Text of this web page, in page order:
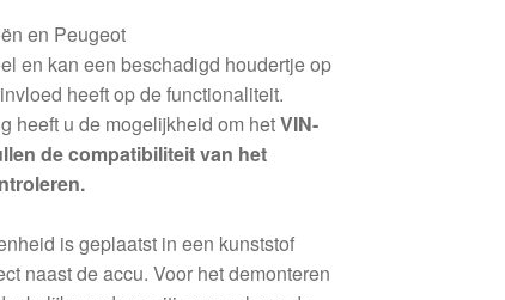
en Peugeot
en kan een beschadigd houdertje op
heeft op de functionaliteit.
heeft u de mogelijkheid om hetVIN-
de compatibiliteit van het
is geplaatst in een kunststof
naast de accu. Voor het demonteren